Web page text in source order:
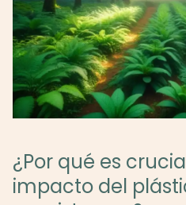
¿Por qué es
impacto del